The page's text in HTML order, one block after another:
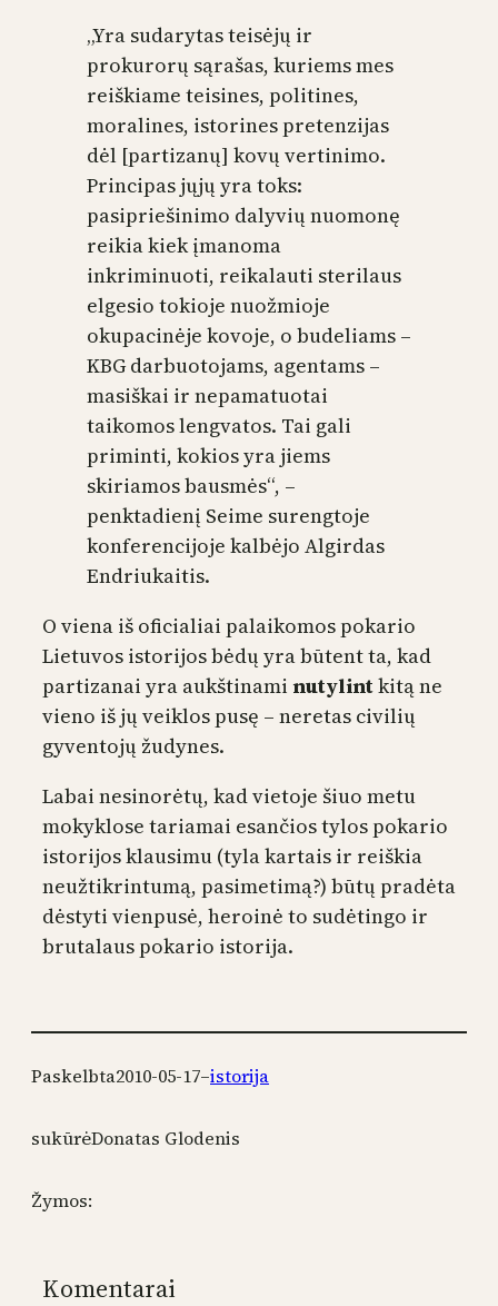
„Yra sudarytas teisėjų ir
prokurorų sąrašas, kuriems mes
reiškiame teisines, politines,
moralines, istorines pretenzijas
dėl [partizanų] kovų vertinimo.
Principas jųjų yra toks:
pasipriešinimo dalyvių nuomonę
reikia kiek įmanoma
inkriminuoti, reikalauti sterilaus
elgesio tokioje nuožmioje
okupacinėje kovoje, o budeliams –
KBG darbuotojams, agentams –
masiškai ir nepamatuotai
taikomos lengvatos. Tai gali
priminti, kokios yra jiems
skiriamos bausmės“, –
penktadienį Seime surengtoje
konferencijoje kalbėjo Algirdas
Endriukaitis.
O viena iš oficialiai palaikomos pokario
Lietuvos istorijos bėdų yra būtent ta, kad
partizanai yra aukštinami nutylintkitą ne
vieno iš jų veiklos pusę – neretas civilių
gyventojų žudynes.
Labai nesinorėtų, kad vietoje šiuo metu
mokyklose tariamai esančios tylos pokario
istorijos klausimu (tyla kartais ir reiškia
neužtikrintumą, pasimetimą?) būtų pradėta
dėstyti vienpusė, heroinė to sudėtingo ir
brutalaus pokario istorija.
Paskelbta2010-05-17–istorija
sukūrėDonatas Glodenis
Žymos:
Komentarai